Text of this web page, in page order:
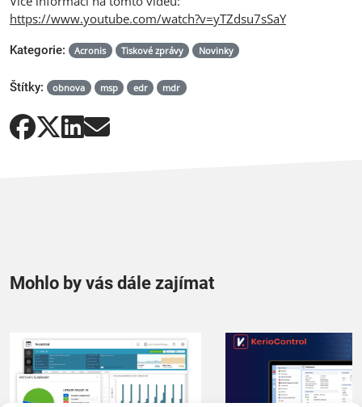
https://www.youtube.com/watch?v=yTZdsu7sSaY
Kategorie: Acronis Tiskové zprávy Novinky
Štítky: obnova msp edr mdr
Mohlo by vás dále zajímat